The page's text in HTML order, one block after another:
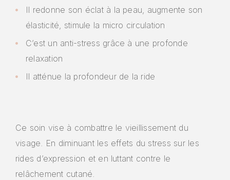
Il redonne son éclat à la peau, augmente son
élasticité, stimule la micro circulation
C’est un anti-stress grâce à une profonde
relaxation
Il atténue la profondeur de la ride
Ce soin vise à combattre le vieillissement du
visage. En diminuant les effets du stress sur les
rides d’expression et en luttant contre le
relâchement cutané.
Nécessaire
Ces cookies
ne sont pas
facultatifs. Ils
sont
du site web.
Afin de nous
d'améliorer
la